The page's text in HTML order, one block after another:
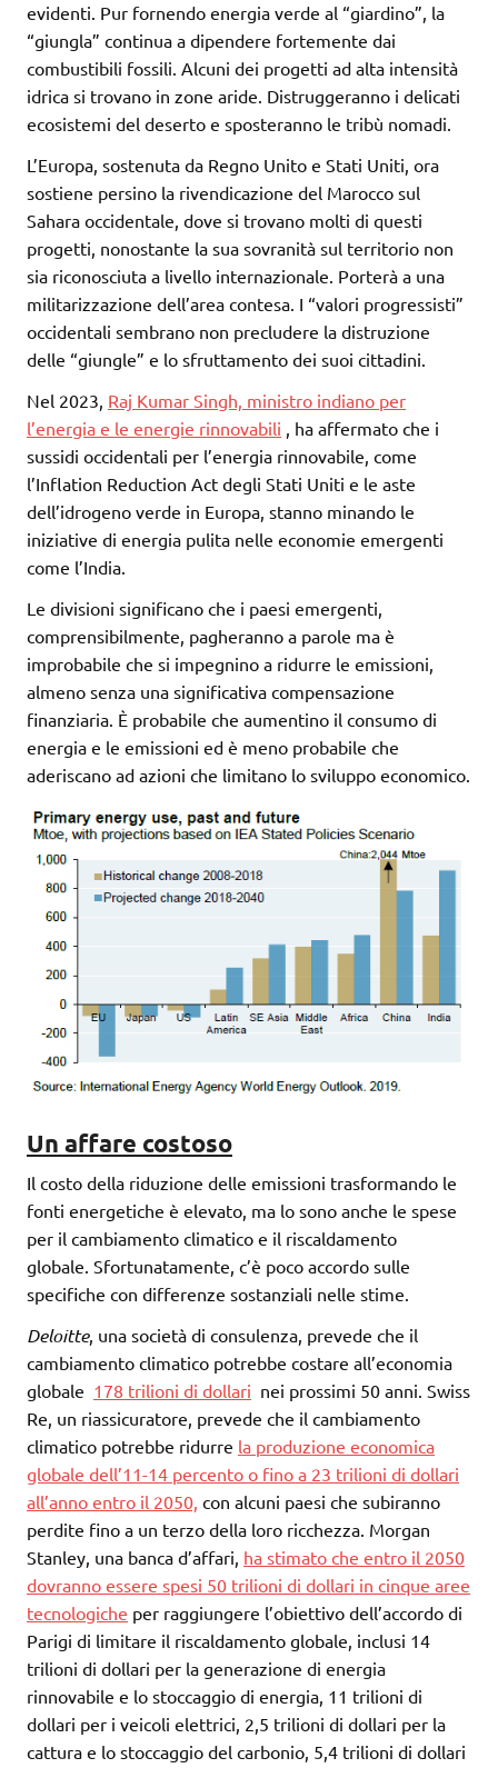
evidenti. Pur fornendo energia verde al “giardino”, la
“giungla” continua a dipendere fortemente dai
combustibili fossili. Alcuni dei progetti ad alta intensità
idrica si trovano in zone aride. Distruggeranno i delicati
ecosistemi del deserto e sposteranno le tribù nomadi.
L’Europa, sostenuta da Regno Unito e Stati Uniti, ora
sostiene persino la rivendicazione del Marocco sul
Sahara occidentale, dove si trovano molti di questi
progetti, nonostante la sua sovranità sul territorio non
sia riconosciuta a livello internazionale. Porterà a una
militarizzazione dell’area contesa. I “valori progressisti”
occidentali sembrano non precludere la distruzione
delle “giungle” e lo sfruttamento dei suoi cittadini.
Nel 2023, Raj Kumar Singh, ministro indiano per
l’energia e le energie rinnovabili , ha affermato che i
sussidi occidentali per l’energia rinnovabile, come
l’Inflation Reduction Act degli Stati Uniti e le aste
dell’idrogeno verde in Europa, stanno minando le
iniziative di energia pulita nelle economie emergenti
come l’India.
Le divisioni significano che i paesi emergenti,
comprensibilmente, pagheranno a parole ma è
improbabile che si impegnino a ridurre le emissioni,
almeno senza una significativa compensazione
finanziaria. È probabile che aumentino il consumo di
energia e le emissioni ed è meno probabile che
aderiscano ad azioni che limitano lo sviluppo economico.
Un affare costoso
Il costo della riduzione delle emissioni trasformando le
fonti energetiche è elevato, ma lo sono anche le spese
per il cambiamento climatico e il riscaldamento
globale. Sfortunatamente, c’è poco accordo sulle
specifiche con differenze sostanziali nelle stime.
Deloitte, una società di consulenza, prevede che il
cambiamento climatico potrebbe costare all’economia
globale 178 trilioni di dollari nei prossimi 50 anni. Swiss
Re, un riassicuratore, prevede che il cambiamento
climatico potrebbe ridurre la produzione economica
globale dell’11-14 percento o fino a 23 trilioni di dollari
all’anno entro il 2050, con alcuni paesi che subiranno
perdite fino a un terzo della loro ricchezza. Morgan
Stanley, una banca d’affari, ha stimato che entro il 2050
dovranno essere spesi 50 trilioni di dollari in cinque aree
tecnologiche per raggiungere l’obiettivo dell’accordo di
Parigi di limitare il riscaldamento globale, inclusi 14
trilioni di dollari per la generazione di energia
rinnovabile e lo stoccaggio di energia, 11 trilioni di
dollari per i veicoli elettrici, 2,5 trilioni di dollari per la
cattura e lo stoccaggio del carbonio, 5,4 trilioni di dollari